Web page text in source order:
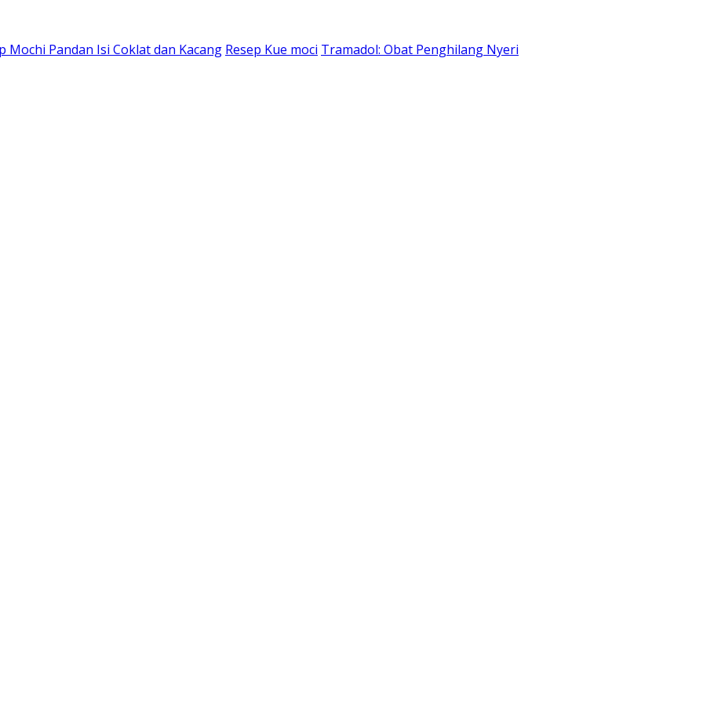
Mochi Pandan Isi Coklat dan Kacang Resep Kue moci Tramadol: Obat Penghilang Nyeri